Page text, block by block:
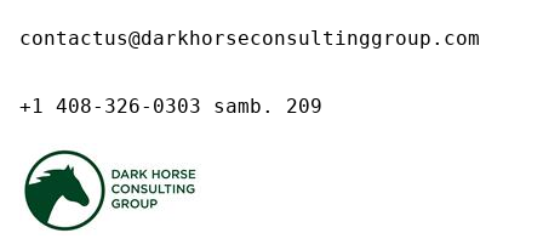
contactus@darkhorseconsultinggroup.com
+1 408-326-0303 samb. 209